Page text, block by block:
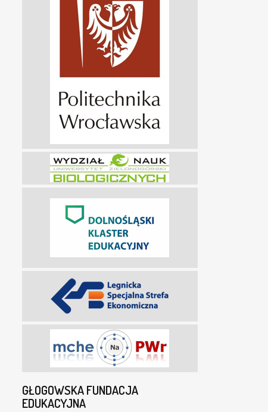
GŁOGOWSKA FUNDACJA
EDUKACYJNA